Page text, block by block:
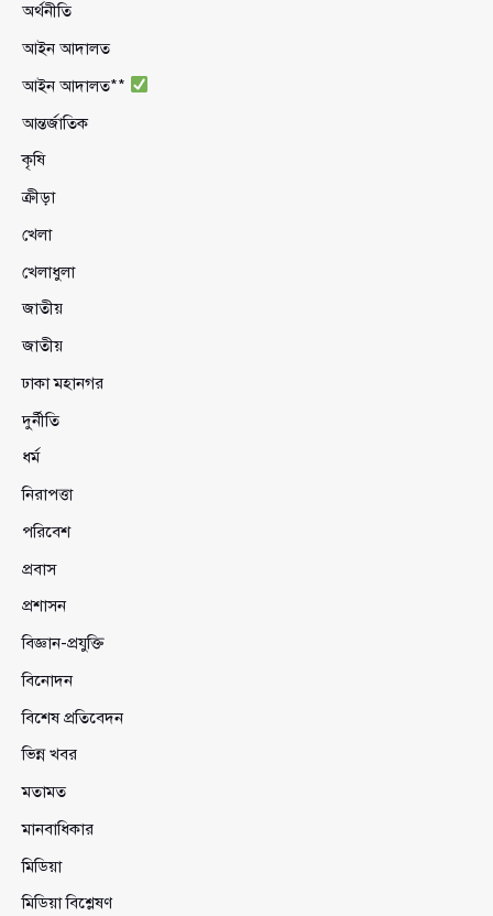
অর্থনীতি
আইন আদালত
আইন আদালত**
আন্তর্জাতিক
কৃষি
ক্রীড়া
খেলা
খেলাধুলা
জাতীয়
জাতীয়
ঢাকা মহানগর
দুর্নীতি
ধর্ম
নিরাপত্তা
পরিবেশ
প্রবাস
প্রশাসন
বিজ্ঞান-প্রযুক্তি
বিনোদন
বিশেষ প্রতিবেদন
ভিন্ন খবর
মতামত
মানবাধিকার
মিডিয়া
মিডিয়া বিশ্লেষণ